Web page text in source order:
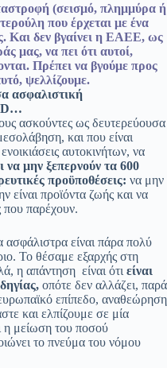
(σεισμό, πλημμύρα ή
που έρχεται με ένα
Και δεν βγαίνει η ΕΑΕΕ, ως
μας, να πει ότι αυτοί,
Πρέπει να βγούμε προς
ψελλίζουμε.
ασφαλιστική
ασκούντες ως δευτερεύουσα
και που είναι
αυτοκινήτων, να
να μην ξεπερνούν τα 600
προϋποθέσεις: να μην
είναι προϊόντα ζωής και να
που παρέχουν.
είναι πάρα πολύ
Το θέσαμε εξαρχής στη
η απάντηση είναι ότι είναι
οπότε δεν αλλάζει, παρά
επίπεδο, αναθεώρηση
και ελπίζουμε σε μία
η μείωση του ποσού
το πνεύμα του νόμου